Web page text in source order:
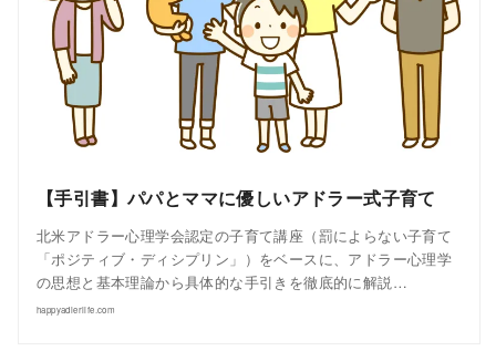
【手引書】パパとママに優しいアドラー式子育て
北米アドラー心理学会認定の子育て講座（罰によらない子育て
「ポジティブ・ディシプリン」）をベースに、アドラー心理学
の思想と基本理論から具体的な手引きを徹底的に解説…
happyadlerlife.com